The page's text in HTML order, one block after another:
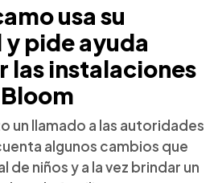
usa su
pide ayuda
las instalaciones
un llamado a las autoridades
algunos cambios que
de niños y a la vez brindar un